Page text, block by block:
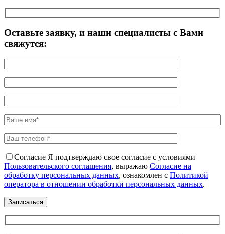
Оставьте заявку, и наши специалисты с Вами
свяжутся:
Согласие Я подтверждаю свое согласие с условиями
Пользовательского соглашения, выражаю Согласие на
обработку персональных данных, ознакомлен с Политикой
оператора в отношении обработки персональных данных.